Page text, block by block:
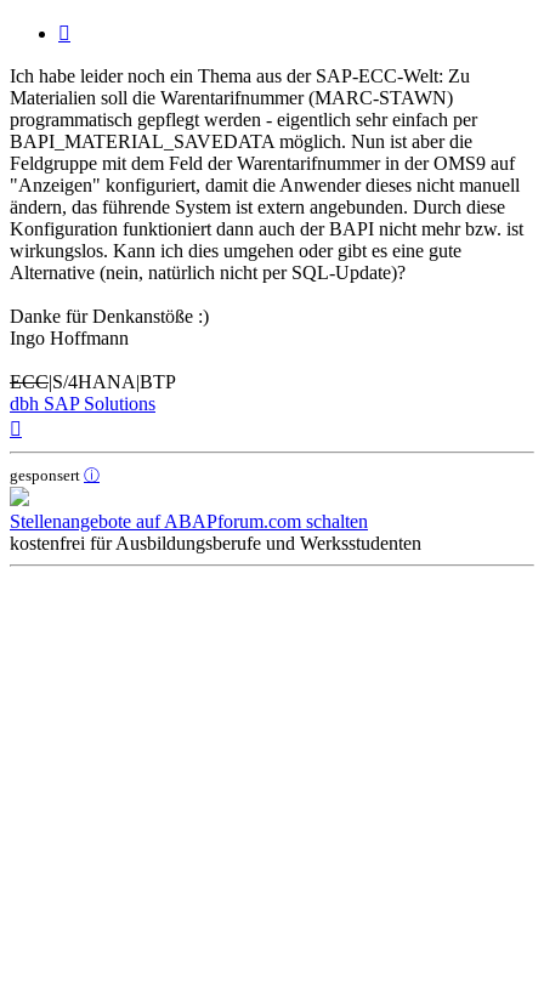
Ich habe leider noch ein Thema aus der SAP-ECC-Welt: Zu
Materialien soll die Warentarifnummer (MARC-STAWN)
programmatisch gepflegt werden - eigentlich sehr einfach per
BAPI_MATERIAL_SAVEDATA möglich. Nun ist aber die
Feldgruppe mit dem Feld der Warentarifnummer in der OMS9 auf
"Anzeigen" konfiguriert, damit die Anwender dieses nicht manuell
ändern, das führende System ist extern angebunden. Durch diese
Konfiguration funktioniert dann auch der BAPI nicht mehr bzw. ist
wirkungslos. Kann ich dies umgehen oder gibt es eine gute
Alternative (nein, natürlich nicht per SQL-Update)?
Danke für Denkanstöße :)
Ingo Hoffmann
ECC|S/4HANA|BTP
dbh SAP Solutions
gesponsert ⓘ
Stellenangebote auf ABAPforum.com schalten
kostenfrei für Ausbildungsberufe und Werksstudenten